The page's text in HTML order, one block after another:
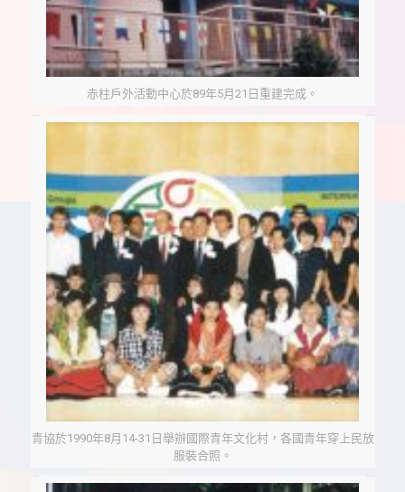
赤柱戶外活動中心於89年5月21日重建完成。
青協於1990年8月14-31日舉辦國際青年文化村，各國青年穿上民放
服裝合照。